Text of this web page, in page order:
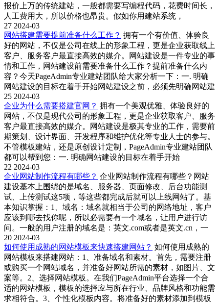
报价上万的传统建站，一般都需要写编程代码，花费时间长，
人工费用大，所以价格也昂贵。假如你用建站系统，
27 2024-03
网站搭建需要提前准备什么工作？ 拥有一个有价值、体验良
好的网站，不仅是公司在线上的形象工程，更是企业获取线上
客户、服务客户最直接高效的媒介。网站建设是一件专业的事
情和工作，网站建设前需要准备什么工作？提前准备什么内
容？今天PageAdmin专业建站团队给大家分析一下：一. 明确
网站建设的目标在着手开始网站建设之前，必须先明确网站建
25 2024-03
企业为什么需要搭建官网？ 拥有一个美观优雅、体验良好的
网站，不仅是现代公司的形象工程，更是企业获取客户、服务
客户最直接高效的媒介。网站建设是极其专业的工作，需要前
期策划、设计界面、开发程序和维护优化等专业人士的参与。
不管模板建站，还是原创设计定制，PageAdmin专业建站团队
都可以帮到您：一. 明确网站建设的目标在着手开始
22 2024-03
企业网站制作流程有哪些？ 企业网站制作流程有哪些？网站
建设基本上围绕的是域名、服务器、页面修改、后台功能测
试、上传测试这5项，等这些都完成后就可以上线网站了。基
本知识掌握：1、域名：域名就相当于公司的网络地址，客户
应该到哪去找你呢，所以必需要有一个域名，让用户进行访
问。一般的用户注册的域名是：英文.com或者是英文.cn，一
20 2024-03
如何使用成熟的网站模板来快速搭建网站？ 如何使用成熟的
网站模板来搭建网站：1、准备域名和素材。首先，需要注册
或购买一个网站域名，并准备好网站所需的素材，如图片、文
案等。2、选择网站模板。在我们PageAdmin平台选择一个合
适的网站模板，模板的选择应与所在行业、品牌风格和功能需
求相符合。3、个性化模板内容。将准备好的素材添加到模板